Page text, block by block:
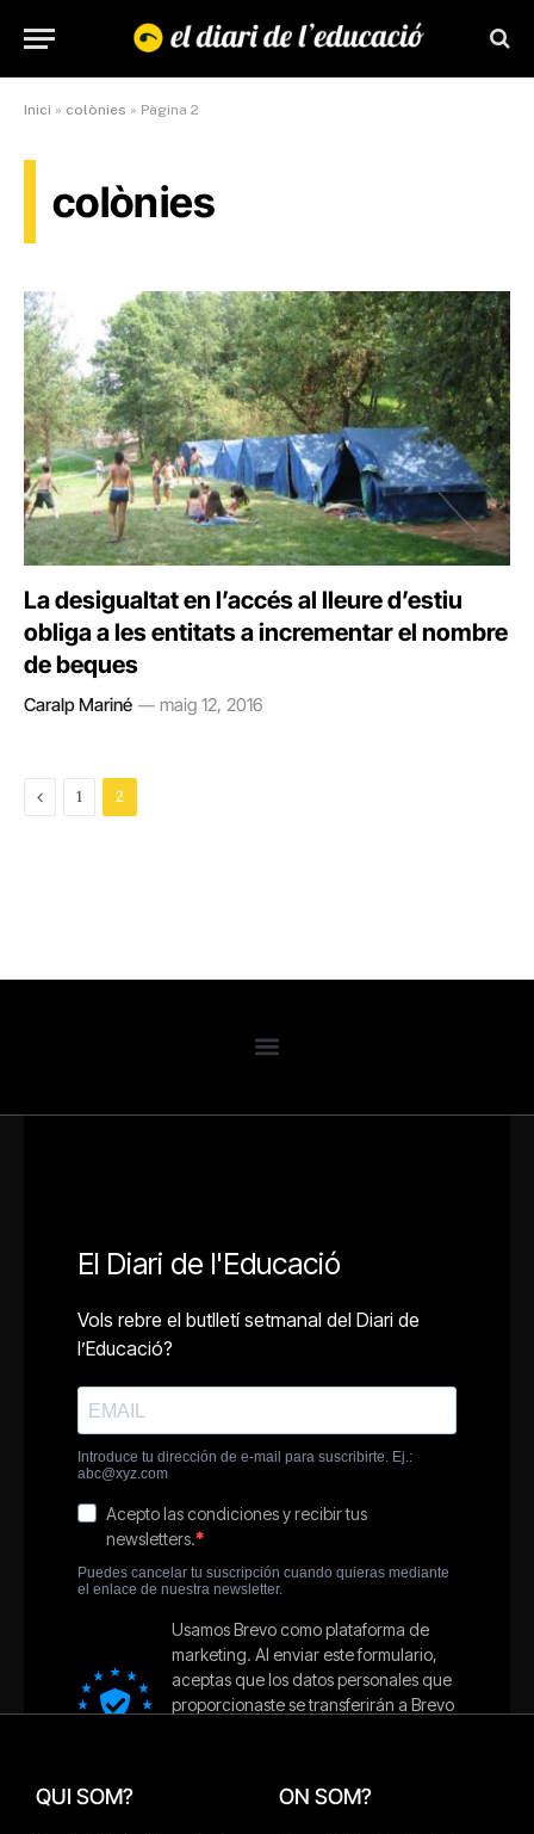
Inici » colònies » Pàgina 2
colònies
La desigualtat en l’accés al lleure d’estiu
obliga a les entitats a incrementar el nombre
de beques
Caralp Mariné maig 12, 2016
Previous
1 2
QUI SOM? ON SOM?